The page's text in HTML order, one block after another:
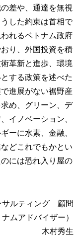
差や、通達を無視
した約束は首相で
れるベトナム政府
り、外国投資を積
革新と進歩、環境
する政策を述べた
進展がない裾野産
め、グリーン、デ
イノベーション、
ーに水素、金融、
どこれでもかとい
には恐れ入り屋の
サルティング 顧問
ムアドバイザー）
木村秀生